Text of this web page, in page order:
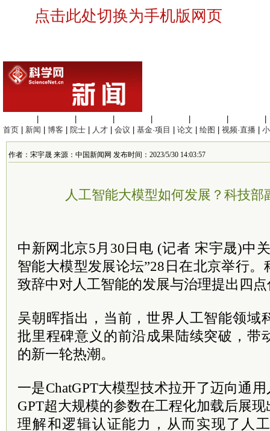
点击此处切换为手机版网页
首页
新闻 博客 院士 人才 会议 基金·项目 论文 绘图 视频·直播
作者：宋宇晟 来源：中国新闻网 发布时间：2023/5/30 14:03:57
人工智能大模型如何发展？科技部
中新网北京5月30日电 (记者 宋宇晟)中
智能大模型发展论坛”28日在北京举行
致辞中对人工智能的发展与治理提出四
吴朝晖指出，当前，世界人工智能领域
批里程碑意义的前沿成果陆续突破，带
的新一轮热潮。
一是ChatGPT大模型技术拉开了迈向通
GPT超大规模的参数在工程化加载后展
理解和逻辑认证能力，从而实现了人